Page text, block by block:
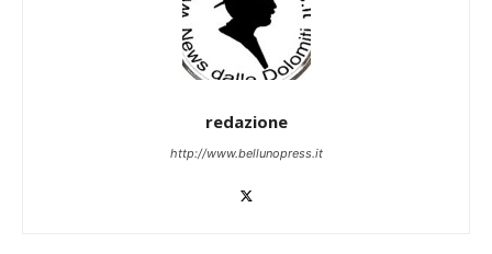
redazione
http://www.bellunopress.it